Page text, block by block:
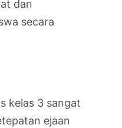
dan
secara
kelas 3 sangat
ejaan